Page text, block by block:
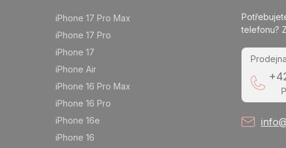
iPhone 17 Pro Max
iPhone 17 Pro
iPhone 17
iPhone Air
iPhone 16 Pro Max
iPhone 16 Pro
iPhone 16e
iPhone 16
telefonu?